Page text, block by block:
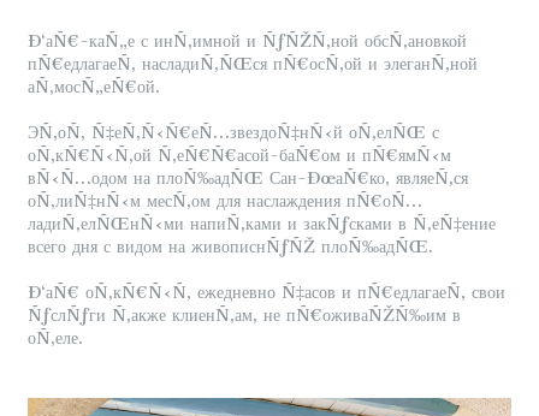
Ð‘аÑ€-каÑ„е с инÑ‚имной и ÑƒÑŽÑ‚ной обсÑ‚ановкой
пÑ€едлагаеÑ‚ насладиÑ‚ÑŒся пÑ€осÑ‚ой и элеганÑ‚ной
аÑ‚мосÑ„еÑ€ой.
ЭÑ‚оÑ‚ Ñ‡еÑ‚Ñ‹Ñ€еÑ…звездоÑ‡нÑ‹й оÑ‚елÑŒ с
оÑ‚кÑ€Ñ‹Ñ‚ой Ñ‚еÑ€Ñ€асой-баÑ€ом и пÑ€ямÑ‹м
вÑ‹Ñ…одом на плоÑ‰адÑŒ Сан-ÐœаÑ€ко, являеÑ‚ся
оÑ‚лиÑ‡нÑ‹м месÑ‚ом для наслаждения пÑ€оÑ…
ладиÑ‚елÑŒнÑ‹ми напиÑ‚ками и закÑƒсками в Ñ‚еÑ‡ение
всего дня с видом на живописнÑƒÑŽ плоÑ‰адÑŒ.
Ð‘аÑ€ оÑ‚кÑ€Ñ‹Ñ‚ ежедневно Ñ‡асов и пÑ€едлагаеÑ‚ свои
ÑƒслÑƒги Ñ‚акже клиенÑ‚ам, не пÑ€оживаÑŽÑ‰им в
оÑ‚еле.